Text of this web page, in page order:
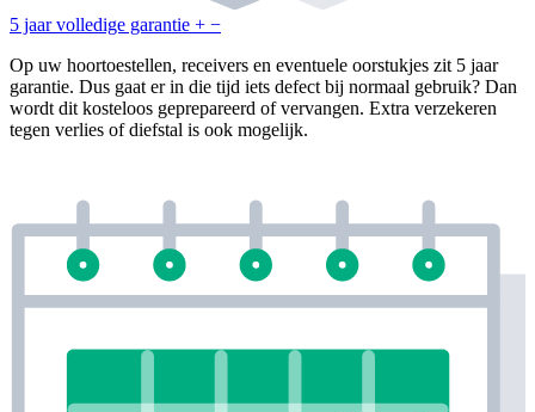
5 jaar volledige garantie + −
Op uw hoortoestellen, receivers en eventuele oorstukjes zit 5 jaar
garantie. Dus gaat er in die tijd iets defect bij normaal gebruik? Dan
wordt dit kosteloos geprepareerd of vervangen. Extra verzekeren
tegen verlies of diefstal is ook mogelijk.